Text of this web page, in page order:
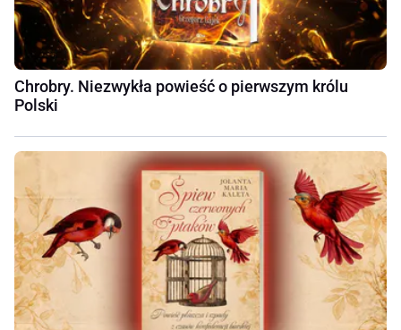
Chrobry. Niezwykła powieść o pierwszym królu
Polski